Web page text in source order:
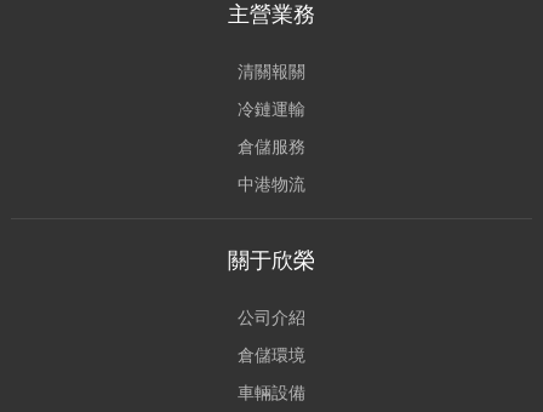
主營業務
清關報關
冷鏈運輸
倉儲服務
中港物流
關于欣榮
公司介紹
倉儲環境
車輛設備